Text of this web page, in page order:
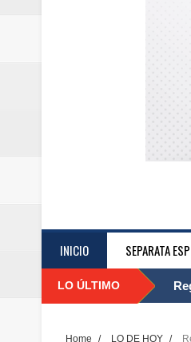
INICIO SEPARATA
LO ÚLTIMO
Home / LO DE HOY /